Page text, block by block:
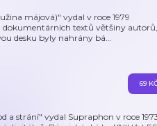
májová)" vydal v roce 1979
dokumentárních textů většiny autorů,
desku byly nahrány bá…
a strání" vydal Supraphon v roce
69